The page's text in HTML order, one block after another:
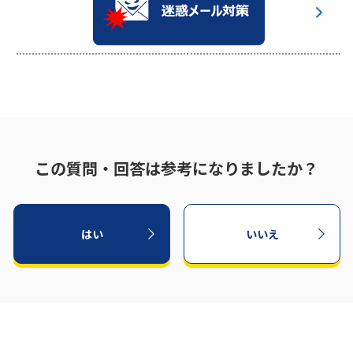
この質問・回答は参考になりましたか？
はい いいえ